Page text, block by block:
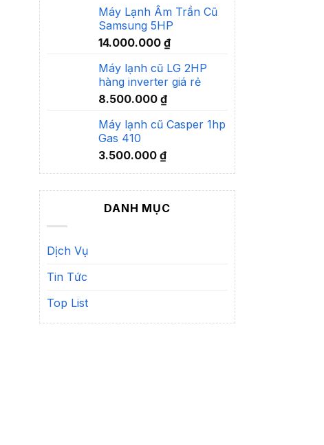
Máy Lạnh Âm Trần Cũ
Samsung 5HP
14.000.000 ₫
Máy lạnh cũ LG 2HP
hàng inverter giá rẻ
8.500.000 ₫
Máy lạnh cũ Casper 1hp
Gas 410
3.500.000 ₫
DANH MỤC
Dịch Vụ
Tin Tức
Top List